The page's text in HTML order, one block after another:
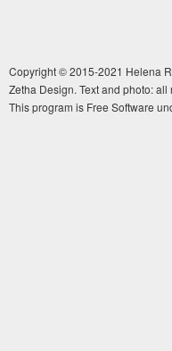
Copyright © 2015-2021 Helena
Zetha Design. Text and photo: all
This program is Free Software